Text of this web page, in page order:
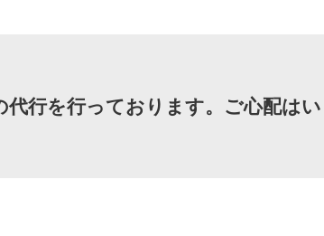
行を行っております。ご心配はい